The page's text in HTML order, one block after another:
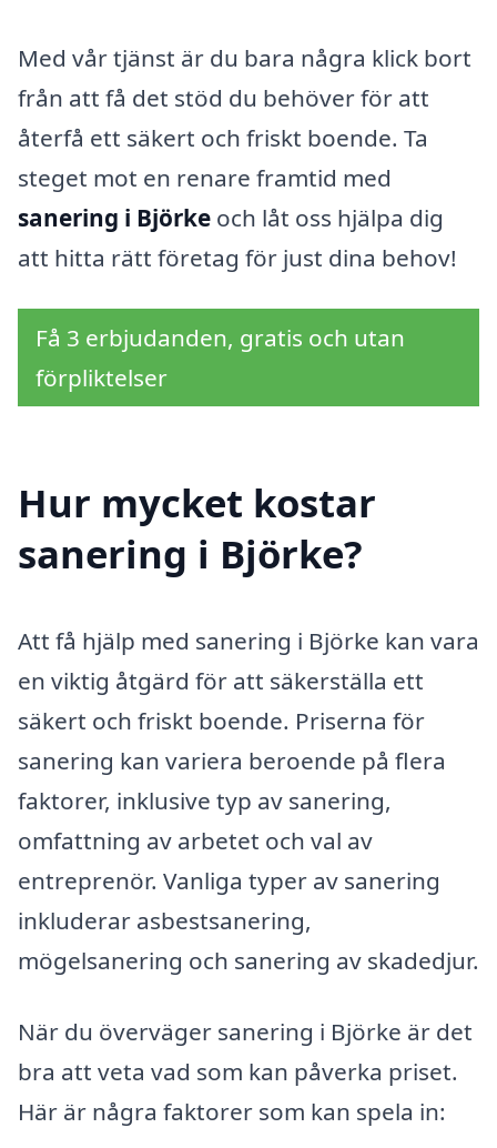
Med vår tjänst är du bara några klick bort
från att få det stöd du behöver för att
återfå ett säkert och friskt boende. Ta
steget mot en renare framtid med
sanering i Björke och låt oss hjälpa dig
att hitta rätt företag för just dina behov!
Få 3 erbjudanden, gratis och utan
förpliktelser
Hur mycket kostar
sanering i Björke?
Att få hjälp med sanering i Björke kan vara
en viktig åtgärd för att säkerställa ett
säkert och friskt boende. Priserna för
sanering kan variera beroende på flera
faktorer, inklusive typ av sanering,
omfattning av arbetet och val av
entreprenör. Vanliga typer av sanering
inkluderar asbestsanering,
mögelsanering och sanering av skadedjur.
När du överväger sanering i Björke är det
bra att veta vad som kan påverka priset.
Här är några faktorer som kan spela in: